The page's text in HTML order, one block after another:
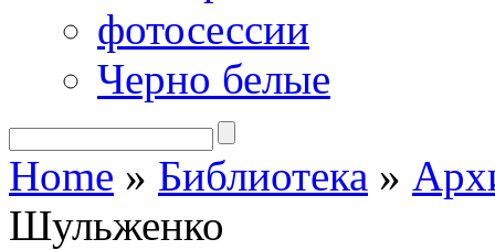
фотосессии
Черно белые
Home » Библиотека »
Шульженко